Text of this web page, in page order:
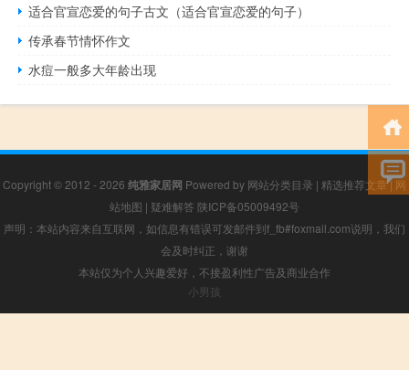
适合官宣恋爱的句子古文（适合官宣恋爱的句子）
传承春节情怀作文
水痘一般多大年龄出现
Copyright © 2012 - 2026 纯雅家居网 Powered by 网站分类目录 | 精选推荐文章|网
站地图 | 疑难解答 陕ICP备05009492号
声明：本站内容来自互联网，如信息有错误可发邮件到f_fb#foxmail.com说明，我们
会及时纠正，谢谢
本站仅为个人兴趣爱好，不接盈利性广告及商业合作
小男孩